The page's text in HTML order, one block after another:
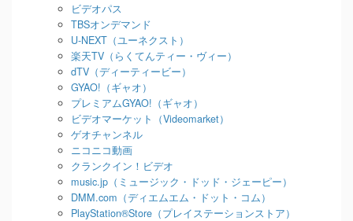
ビデオパス
TBSオンデマンド
U-NEXT（ユーネクスト）
楽天TV（らくてんティー・ヴィー）
dTV（ディーティービー）
GYAO!（ギャオ）
プレミアムGYAO!（ギャオ）
ビデオマーケット（Videomarket）
ゲオチャンネル
ニコニコ動画
クランクイン！ビデオ
music.jp（ミュージック・ドッド・ジェーピー）
DMM.com（ディエムエム・ドット・コム）
PlayStation®Store（プレイステーションストア）